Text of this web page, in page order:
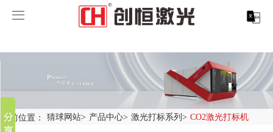
猜球网站
产品中心
激光打标系列
案例展示
当前位置： 猜球网站> 产品中心> 激光打标系列> CO2激光打标机
微信
百度贴吧